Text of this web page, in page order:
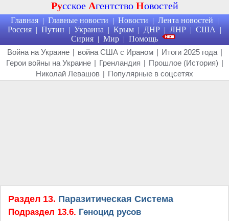
Русское Агентство Новостей
Главная | Главные новости | Новости | Лента новостей |
Россия | Путин | Украина | Крым | ДНР | ЛНР | США |
Сирия | Мир | Помощь
Война на Украине | война США с Ираном | Итоги 2025 года |
Герои войны на Украине | Гренландия | Прошлое (История) |
Николай Левашов | Популярные в соцсетях
Раздел 13. Паразитическая Система
Подраздел 13.6. Геноцид русов